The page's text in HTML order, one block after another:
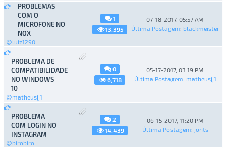
PROBLEMAS
COM O
MICROFONE NO
NOX
luiz1290
1
13,395
07-18-2017, 05:57 AM
Última Postagem: blackmeister
PROBLEMA DE
COMPATIBILIDADE
NO WINDOWS
10
matheusjj1
0
6,718
05-17-2017, 03:19 PM
Última Postagem: matheusjj1
PROBLEMA
COM LOGIN NO
INSTAGRAM
birobiro
2
14,439
06-15-2017, 11:20 PM
Última Postagem: jonts